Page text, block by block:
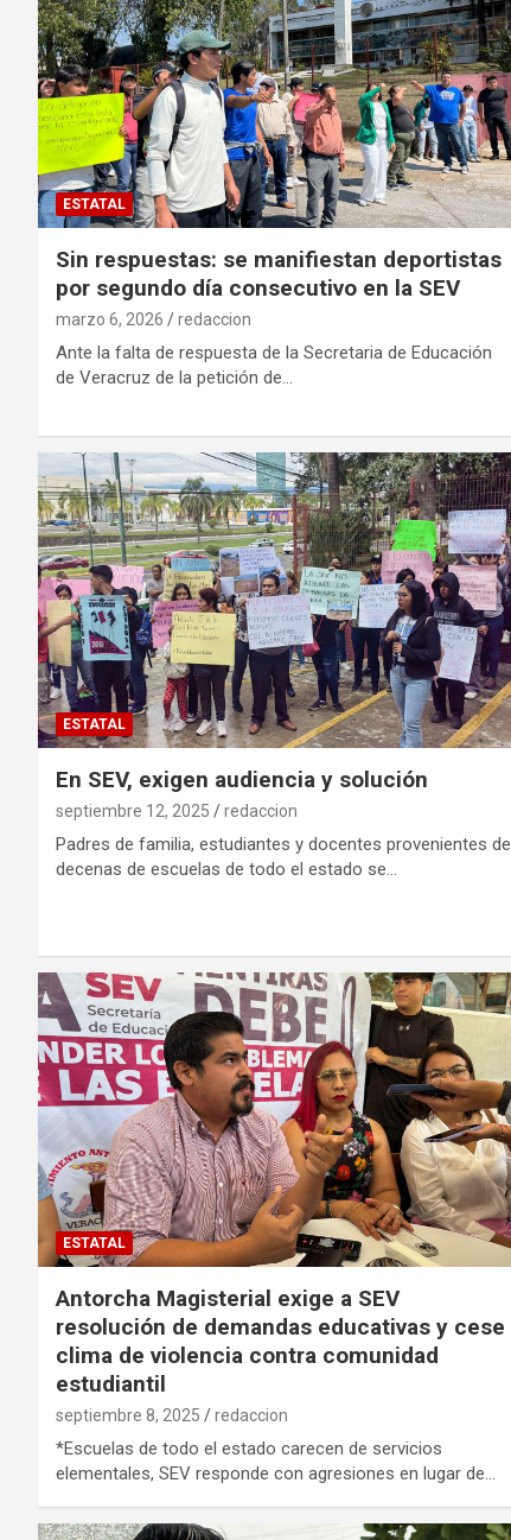
ESTATAL
Sin respuestas: se manifiestan deportistas
por segundo día consecutivo en la SEV
marzo 6, 2026 redaccion
Ante la falta de respuesta de la Secretaria de Educación
de Veracruz de la petición de…
ESTATAL
En SEV, exigen audiencia y solución
septiembre 12, 2025 redaccion
Padres de familia, estudiantes y docentes provenientes de
decenas de escuelas de todo el estado se…
ESTATAL
Antorcha Magisterial exige a SEV
resolución de demandas educativas y cese
clima de violencia contra comunidad
estudiantil
septiembre 8, 2025 redaccion
*Escuelas de todo el estado carecen de servicios
elementales, SEV responde con agresiones en lugar de…